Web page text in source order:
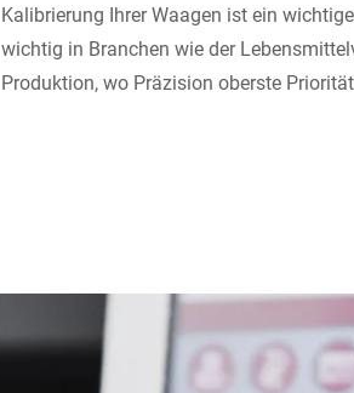
Kalibrierung Ihrer Waagen ist ein
wichtig in Branchen wie der
Produktion, wo Präzision oberste